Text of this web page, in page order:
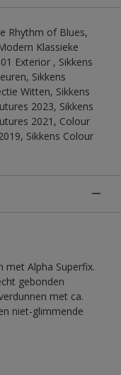
Rhythm of Blues,
Klassieke
Exterior , Sikkens
Sikkens
Witten, Sikkens
2023, Sikkens
2021, Colour
Sikkens Colour
met Alpha Superfix.
gebonden
met ca.
niet-glimmende